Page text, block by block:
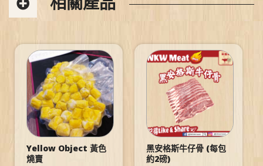
Yellow Object 黃色
燒賣
黑安格斯牛仔骨 (每包
約2磅)